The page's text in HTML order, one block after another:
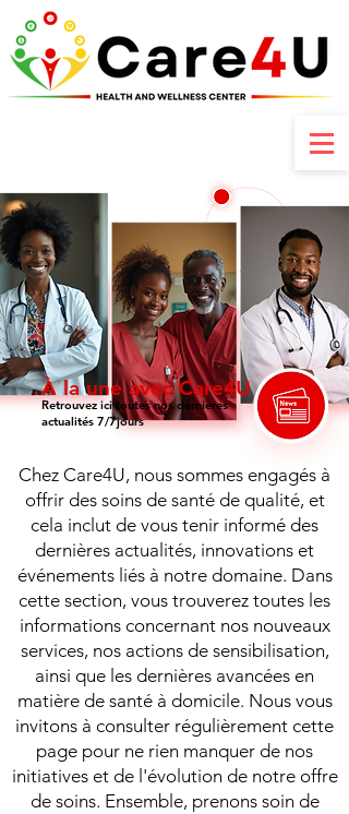
À la une avec Care4U
Retrouvez ici toutes nos dernières
actualités 7/7jours
Chez Care4U, nous sommes engagés à
offrir des soins de santé de qualité, et
cela inclut de vous tenir informé des
dernières actualités, innovations et
événements liés à notre domaine. Dans
cette section, vous trouverez toutes les
informations concernant nos nouveaux
services, nos actions de sensibilisation,
ainsi que les dernières avancées en
matière de santé à domicile. Nous vous
invitons à consulter régulièrement cette
page pour ne rien manquer de nos
initiatives et de l'évolution de notre offre
de soins. Ensemble, prenons soin de